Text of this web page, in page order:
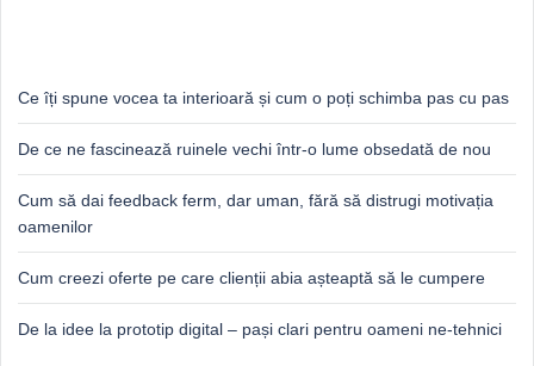
Ce îți spune vocea ta interioară și cum o poți schimba pas cu pas
De ce ne fascinează ruinele vechi într-o lume obsedată de nou
Cum să dai feedback ferm, dar uman, fără să distrugi motivația
oamenilor
Cum creezi oferte pe care clienții abia așteaptă să le cumpere
De la idee la prototip digital – pași clari pentru oameni ne-tehnici